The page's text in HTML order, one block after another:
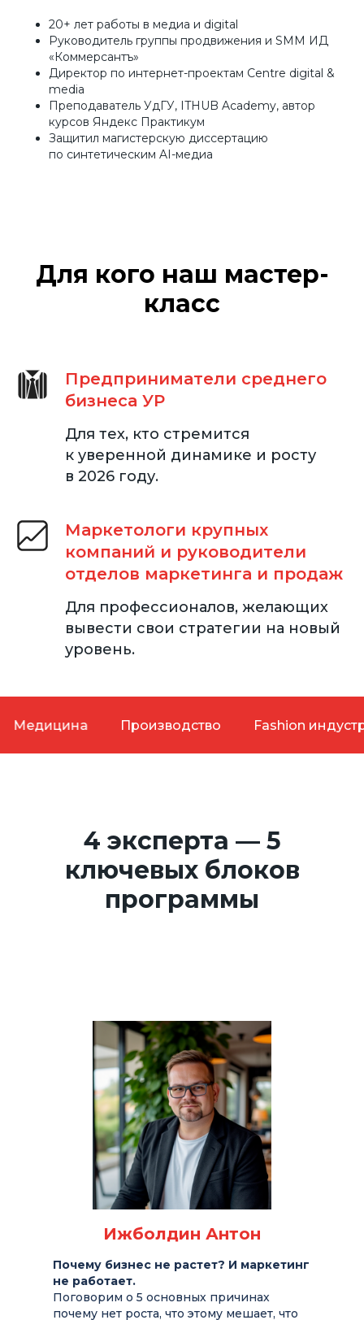
20+ лет работы в медиа и digital
Руководитель группы продвижения и SMM ИД
«Коммерсантъ»
Директор по интернет-проектам Centre digital &
media
Преподаватель УдГУ, ITHUB Academy, автор
курсов Яндекс Практикум
Защитил магистерскую диссертацию
по синтетическим AI-медиа
Для кого наш мастер-
класс
Предприниматели среднего
бизнеса УР
Для тех, кто стремится
к уверенной динамике и росту
в 2026 году.
Маркетологи крупных
компаний и руководители
отделов маркетинга и продаж
Для профессионалов, желающих
вывести свои стратегии на новый
уровень.
Производство Fashion индустрия
4 эксперта — 5
ключевых блоков
программы
Ижболдин Антон
Почему бизнес не растет? И маркетинг
не работает.
Поговорим о 5 основных причинах
почему нет роста, что этому мешает, что